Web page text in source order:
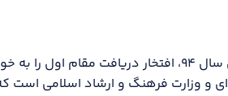
علی اصغر بقاپور به عنوان برگزیده‌ای از جشنواره کوبه‌ای نوازان سال ۹۴،
و وزارت فرهنگ و ارشاد اسلامی